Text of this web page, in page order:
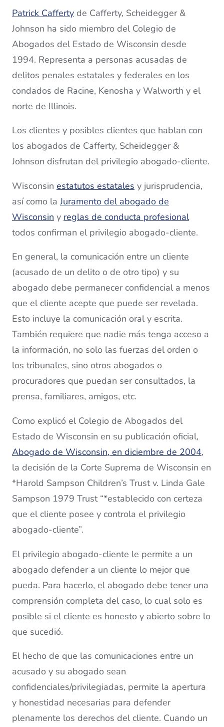
Patrick Cafferty de Cafferty, Scheidegger &
Johnson ha sido miembro del Colegio de
Abogados del Estado de Wisconsin desde
1994. Representa a personas acusadas de
delitos penales estatales y federales en los
condados de Racine, Kenosha y Walworth y el
norte de Illinois.
Los clientes y posibles clientes que hablan con
los abogados de Cafferty, Scheidegger &
Johnson disfrutan del privilegio abogado-cliente.
Wisconsin estatutos estatales y jurisprudencia,
así como laJuramento del abogado de
Wisconsin y reglas de conducta profesional
todos confirman el privilegio abogado-cliente.
En general, la comunicación entre un cliente
(acusado de un delito o de otro tipo) y su
abogado debe permanecer confidencial a menos
que el cliente acepte que puede ser revelada.
Esto incluye la comunicación oral y escrita.
También requiere que nadie más tenga acceso a
la información, no solo las fuerzas del orden o
los tribunales, sino otros abogados o
procuradores que puedan ser consultados, la
prensa, familiares, amigos, etc.
Como explicó el Colegio de Abogados del
Estado de Wisconsin en su publicación oficial,
Abogado de Wisconsin, en diciembre de 2004,
la decisión de la Corte Suprema de Wisconsin en
*Harold Sampson Children’s Trust v. Linda Gale
Sampson 1979 Trust “*establecido con certeza
que el cliente posee y controla el privilegio
abogado-cliente”.
El privilegio abogado-cliente le permite a un
abogado defender a un cliente lo mejor que
pueda. Para hacerlo, el abogado debe tener una
comprensión completa del caso, lo cual solo es
posible si el cliente es honesto y abierto sobre lo
que sucedió.
El hecho de que las comunicaciones entre un
acusado y su abogado sean
confidenciales/privilegiadas, permite la apertura
y honestidad necesarias para defender
plenamente los derechos del cliente. Cuando un